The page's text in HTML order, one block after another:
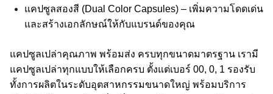
แคปซูลสองสี (Dual Color Capsules) – เพิ่มความโดดเด่น
และสร้างเอกลักษณ์ให้กับแบรนด์ของคุณ
แคปซูลเปล่าคุณภาพ พร้อมส่ง ครบทุกขนาดมาตรฐาน เรามี
แคปซูลเปล่าทุกแบบให้เลือกครบ ตั้งแต่เบอร์ 00, 0, 1 รองรับ
ทั้งการผลิตในระดับอุตสาหกรรมขนาดใหญ่ พร้อมบริการ